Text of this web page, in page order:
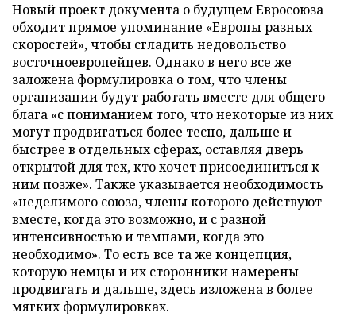
Новый проект документа о будущем Евросоюза
обходит прямое упоминание «Европы разных
скоростей», чтобы сгладить недовольство
восточноевропейцев. Однако в него все же
заложена формулировка о том, что члены
организации будут работать вместе для общего
блага «с пониманием того, что некоторые из них
могут продвигаться более тесно, дальше и
быстрее в отдельных сферах, оставляя дверь
открытой для тех, кто хочет присоединиться к
ним позже». Также указывается необходимость
«неделимого союза, члены которого действуют
вместе, когда это возможно, и с разной
интенсивностью и темпами, когда это
необходимо». То есть все та же концепция,
которую немцы и их сторонники намерены
продвигать и дальше, здесь изложена в более
мягких формулировках.